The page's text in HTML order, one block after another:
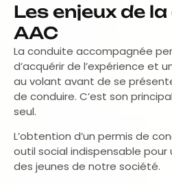
Les enjeux de
AAC
La conduite accompagnée
d’acquérir de l’expérience et
au volant avant de se
de conduire. C’est son
seul.
L’obtention d’un permis de
outil social indispensable
des jeunes de notre société.